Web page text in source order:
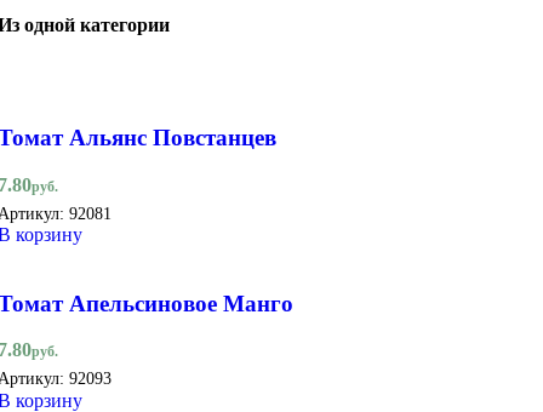
одной категории
Альянс Повстанцев
руб.
92081
корзину
Апельсиновое Манго
руб.
92093
корзину